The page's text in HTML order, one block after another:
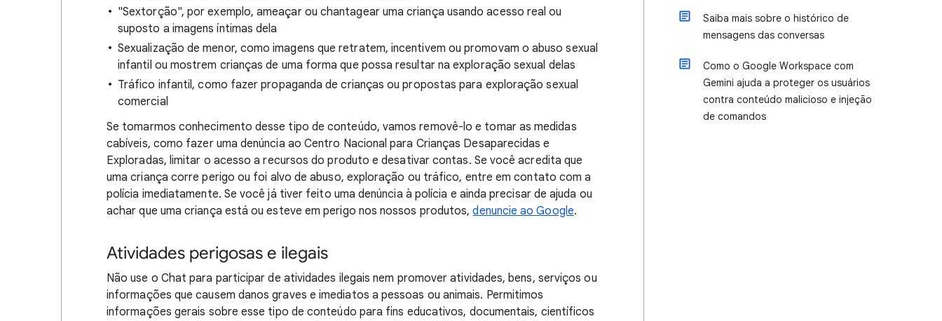
"Sextorção", por exemplo, ameaçar ou chantagear uma criança usando acesso real ou
suposto a imagens íntimas dela
Sexualização de menor, como imagens que retratem, incentivem ou promovam o abuso sexual
infantil ou mostrem crianças de uma forma que possa resultar na exploração sexual delas
Tráfico infantil, como fazer propaganda de crianças ou propostas para exploração sexual
comercial
Se tomarmos conhecimento desse tipo de conteúdo, vamos removê-lo e tomar as medidas
cabíveis, como fazer uma denúncia ao Centro Nacional para Crianças Desaparecidas e
Exploradas, limitar o acesso a recursos do produto e desativar contas. Se você acredita que
uma criança corre perigo ou foi alvo de abuso, exploração ou tráfico, entre em contato com a
polícia imediatamente. Se você já tiver feito uma denúncia à polícia e ainda precisar de ajuda ou
achar que uma criança está ou esteve em perigo nos nossos produtos,denuncie ao Google.
Atividades perigosas e ilegais
Não use o Chat para participar de atividades ilegais nem promover atividades, bens, serviços ou
informações que causem danos graves e imediatos a pessoas ou animais. Permitimos
informações gerais sobre esse tipo de conteúdo para fins educativos, documentais, científicos
Saiba mais sobre o histórico de
mensagens das conversas
Como o Google Workspace com
Gemini ajuda a proteger os usuários
contra conteúdo malicioso e injeção
de comandos